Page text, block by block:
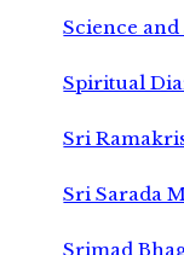
Science
Spiritual
Sri
Sri Sarada
Srimad